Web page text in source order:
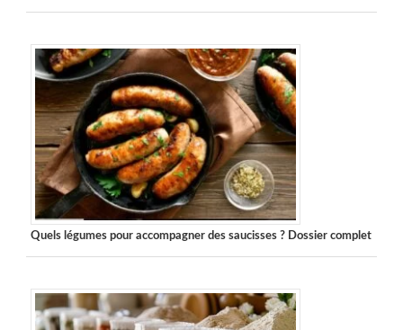
Quels légumes pour accompagner des saucisses ? Dossier complet